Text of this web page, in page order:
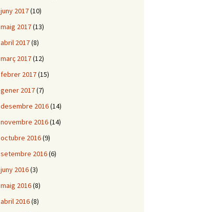
juny 2017(10)
maig 2017(13)
abril 2017(8)
març 2017(12)
febrer 2017(15)
gener 2017(7)
desembre 2016(14)
novembre 2016(14)
octubre 2016(9)
setembre 2016(6)
juny 2016(3)
maig 2016(8)
abril 2016(8)